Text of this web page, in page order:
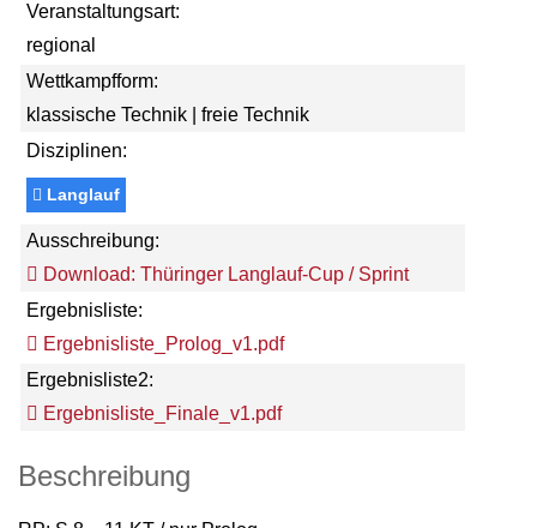
Veranstaltungsart:
regional
Wettkampfform:
klassische Technik | freie Technik
Disziplinen:
Langlauf
Ausschreibung:
Download: Thüringer Langlauf-Cup / Sprint
Ergebnisliste:
Ergebnisliste_Prolog_v1.pdf
Ergebnisliste2:
Ergebnisliste_Finale_v1.pdf
Beschreibung